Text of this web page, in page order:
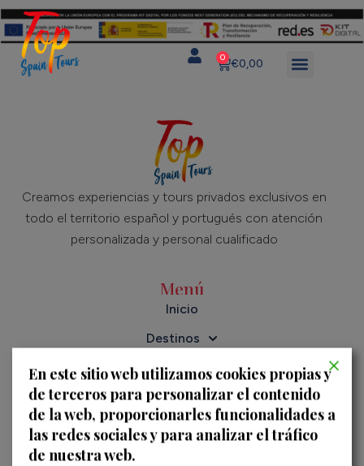
€0,00
0
Creamos experiencias y tours privados exclusivos en
todo el territorio español y portugués con atención
personalizada y personal cualificado
Menú
Inicio
Destinos
Experiencias
Sobre nosotros
En este sitio web utilizamos cookies propias y
de terceros para personalizar el contenido
de la web, proporcionarles funcionalidades a
las redes sociales y para analizar el tráfico
de nuestra web.